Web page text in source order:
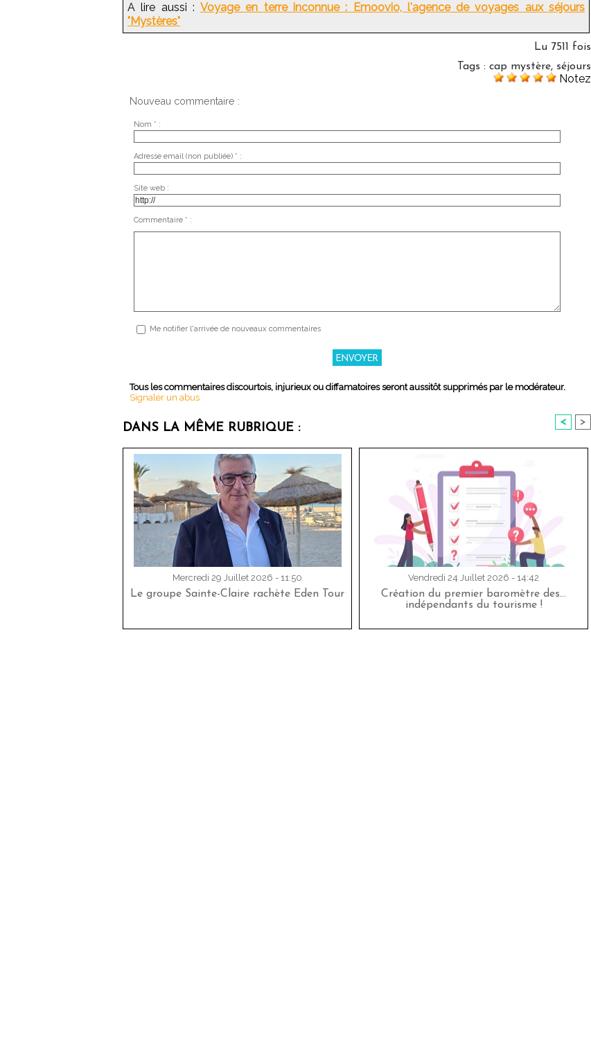
A lire aussi :Voyage en terre inconnue : Emoovio, l'agence de voyages aux séjours
"Mystères"
Lu 7511 fois
Tags : cap mystère, séjours
Notez
Nouveau commentaire :
Nom * :
Adresse email (non publiée) * :
Site web :
Commentaire * :
Me notifier l'arrivée de nouveaux commentaires
Tous les commentaires discourtois, injurieux ou diffamatoires seront aussitôt supprimés par le modérateur.
Signaler un abus
DANS LA MÊME RUBRIQUE : < >
Mercredi 29 Juillet 2026 - 11:50
Le groupe Sainte-Claire rachète Eden Tour
Vendredi 24 Juillet 2026 - 14:42
Création du premier baromètre des…
indépendants du tourisme !